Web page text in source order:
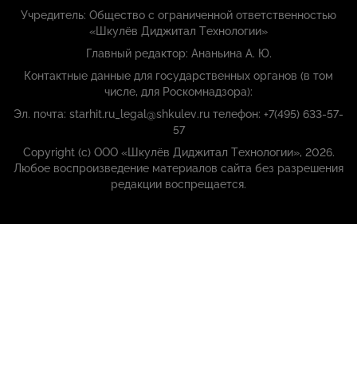
Учредитель: Общество с ограниченной ответственностью
«Шкулёв Диджитал Технологии»
Главный редактор: Ананьина А. Ю.
Контактные данные для государственных органов (в том
числе, для Роскомнадзора):
Эл. почта: starhit.ru_legal@shkulev.ru телефон: +7(495) 633-57-
57
Copyright (с) ООО «Шкулёв Диджитал Технологии», 2026.
Любое воспроизведение материалов сайта без разрешения
редакции воспрещается.